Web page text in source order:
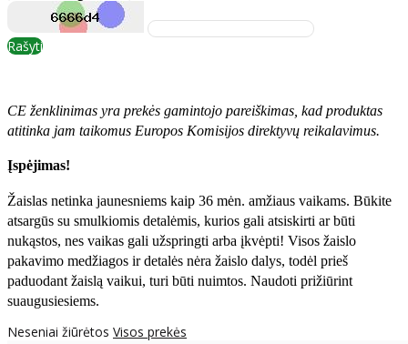
Rašyti
CE ženklinimas yra prekės gamintojo pareiškimas, kad produktas
atitinka jam taikomus Europos Komisijos direktyvų reikalavimus.
Įspėjimas!
Žaislas netinka jaunesniems kaip 36 mėn. amžiaus vaikams. Būkite
atsargūs su smulkiomis detalėmis, kurios gali atsiskirti ar būti
nukąstos, nes vaikas gali užspringti arba įkvėpti! Visos žaislо
pakavimo medžiagos ir detalės nėra žaislo dalys, todėl prieš
paduodant žaislą vaikui, turi būti nuimtos. Naudoti prižiūrint
suaugusiesiems.
Neseniai žiūrėtos Visos prekės